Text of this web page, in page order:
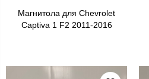
Магнитола для Chevrolet
Captiva 1 F2 2011-2016